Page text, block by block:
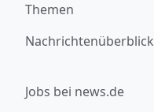
Themen
Nachrichtenüberblick
Jobs bei news.de